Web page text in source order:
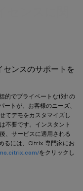
センスのサポートを
的でプライベートな1対1の
トが、お客様のニーズ、
てデモをカスタマイズし
不要です。インスタント
、サービスに適用される
るには、Citrix 専門家にお
をクリックし